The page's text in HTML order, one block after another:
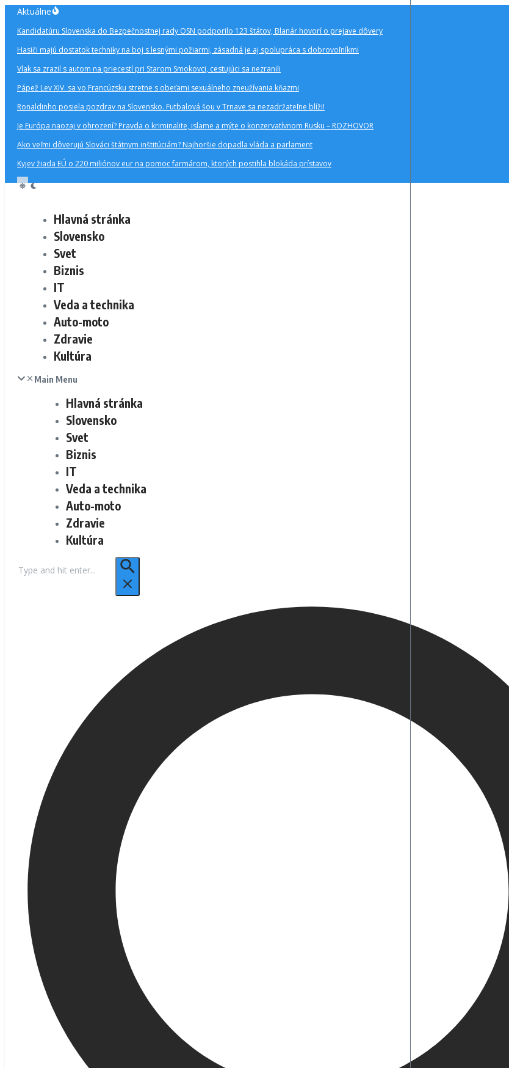
Preskočiť
obsah
Aktuálne
Kandidatúru Slovenska do Bezpečnostnej rady OSN podporilo 123 štátov, Blanár hovorí o prejave dôvery
Hasiči majú dostatok techniky na boj s lesnými požiarmi, zásadná je aj spolupráca s dobrovoľníkmi
Vlak sa zrazil s autom na priecestí pri Starom Smokovci, cestujúci sa nezranili
Pápež Lev XIV. sa vo Francúzsku stretne s obeťami sexuálneho zneužívania kňazmi
Ronaldinho posiela pozdrav na Slovensko. Futbalová šou v Trnave sa nezadržateľne blíži!
Je Európa naozaj v ohrození? Pravda o kriminalite, islame a mýte o konzervatívnom Rusku – ROZHOVOR
Ako veľmi dôverujú Slováci štátnym inštitúciám? Najhoršie dopadla vláda a parlament
Kyjev žiada EÚ o 220 miliónov eur na pomoc farmárom, ktorých postihla blokáda prístavov
Hlavná stránka
Slovensko
Svet
Biznis
IT
Veda a technika
Auto-moto
Zdravie
Kultúra
Main Menu
Hlavná stránka
Slovensko
Svet
Biznis
IT
Veda a technika
Auto-moto
Zdravie
Kultúra